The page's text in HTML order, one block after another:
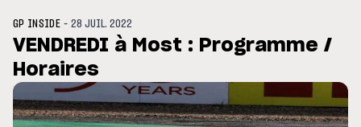
évite l'opération et vise un
en septembre
Doublé Trackhouse en Sprint
GP INSIDE -28 JUIL. 2022
VENDREDI à Most : Programme /
Horaires